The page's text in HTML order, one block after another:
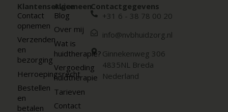
Klantenservice
Contact
opnemen
Verzenden
en
bezorging
Herroepingsrecht
Bestellen
en
betalen
Algemeen
Blog
Over mij
Wat is
huidtherapie?
Vergoeding
huidtherapie
Tarieven
Contact
Contactgegevens
+31 6 - 38 78 00 20
info@nvbhuidzorg.nl
Ginnekenweg 306
4835NL Breda
Nederland